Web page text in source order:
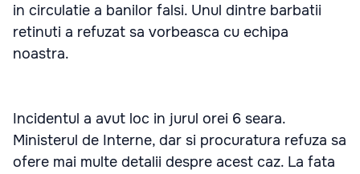
in circulatie a banilor falsi. Unul dintre barbatii
retinuti a refuzat sa vorbeasca cu echipa
noastra.
Incidentul a avut loc in jurul orei 6 seara.
Ministerul de Interne, dar si procuratura refuza sa
ofere mai multe detalii despre acest caz. La fata